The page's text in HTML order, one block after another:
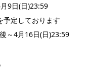
9日(日)23:59
定しております
～4月16日(日)23:59